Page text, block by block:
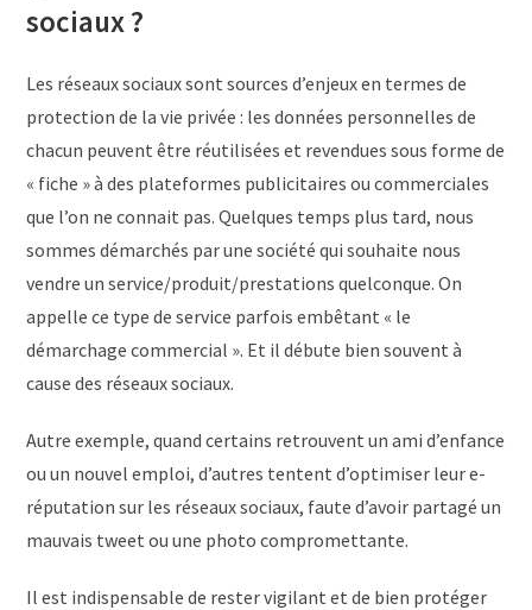
sociaux ?
Les réseaux sociaux sont sources d’enjeux en termes de
protection de la vie privée : les données personnelles de
chacun peuvent être réutilisées et revendues sous forme de
« fiche » à des plateformes publicitaires ou commerciales
que l’on ne connait pas. Quelques temps plus tard, nous
sommes démarchés par une société qui souhaite nous
vendre un service/produit/prestations quelconque. On
appelle ce type de service parfois embêtant « le
démarchage commercial ». Et il débute bien souvent à
cause des réseaux sociaux.
Autre exemple, quand certains retrouvent un ami d’enfance
ou un nouvel emploi, d’autres tentent d’optimiser leur e-
réputation sur les réseaux sociaux, faute d’avoir partagé un
mauvais tweet ou une photo compromettante.
Il est indispensable de rester vigilant et de bien protéger